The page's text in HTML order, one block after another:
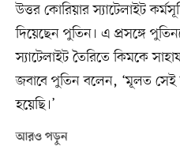
উত্তর কোরিয়ার স্যাটেলাইট
দিয়েছেন পুতিন। এ প্রসঙ্গে
স্যাটেলাইট তৈরিতে কিমকে
জবাবে পুতিন বলেন, ‘মূলত
হয়েছি।’
আরও পড়ুন